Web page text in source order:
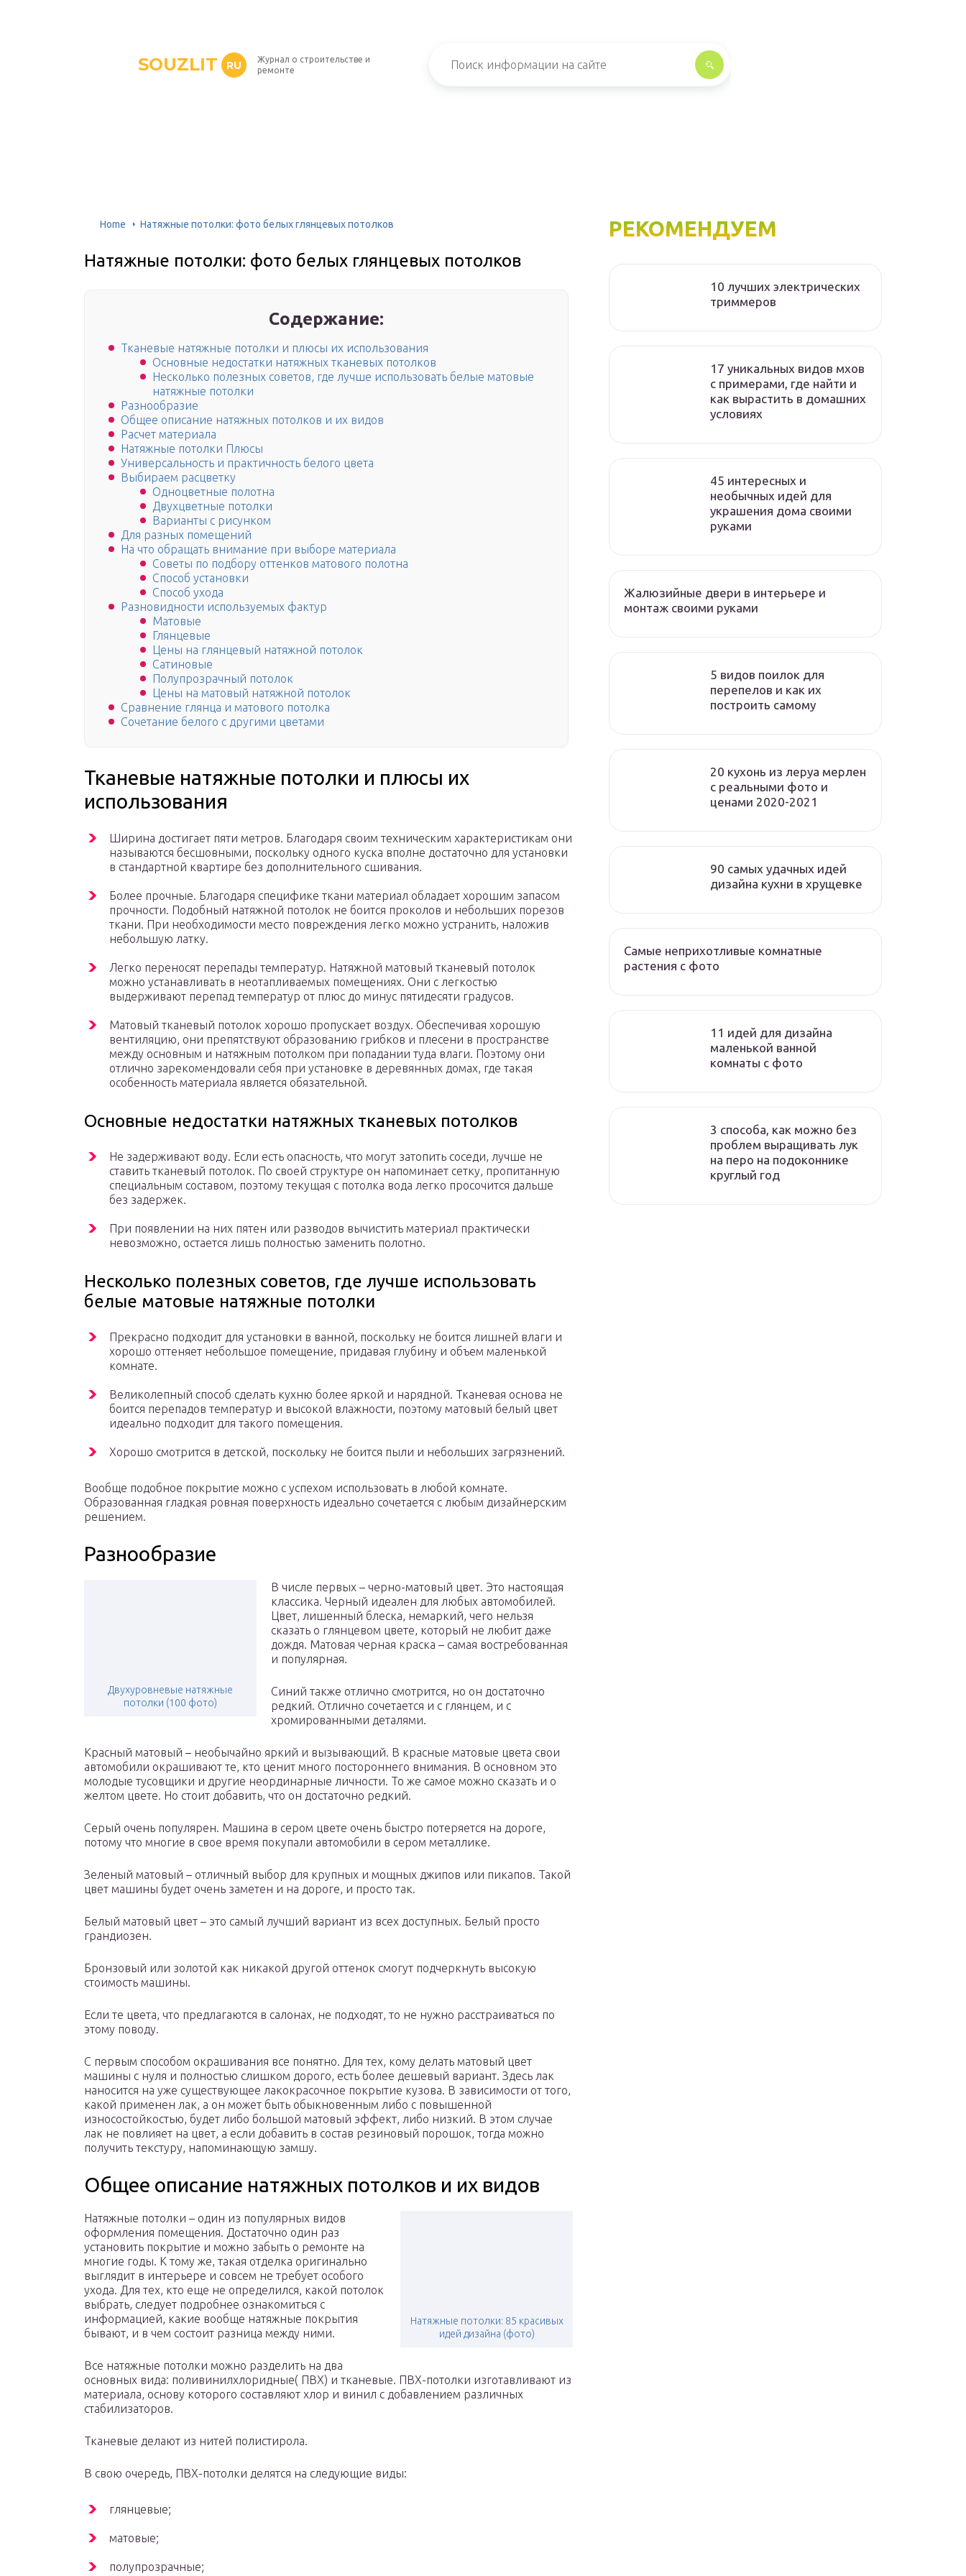
SOUZLIT RU
Журнал о строительстве и
ремонте
Home Натяжные потолки: фото белых глянцевых потолков
Натяжные потолки: фото белых глянцевых потолков
Содержание:
Тканевые натяжные потолки и плюсы их использования
Основные недостатки натяжных тканевых потолков
Несколько полезных советов, где лучше использовать белые матовые
натяжные потолки
Разнообразие
Общее описание натяжных потолков и их видов
Расчет материала
Натяжные потолки Плюсы
Универсальность и практичность белого цвета
Выбираем расцветку
Одноцветные полотна
Двухцветные потолки
Варианты с рисунком
Для разных помещений
На что обращать внимание при выборе материала
Советы по подбору оттенков матового полотна
Способ установки
Способ ухода
Разновидности используемых фактур
Матовые
Глянцевые
Цены на глянцевый натяжной потолок
Сатиновые
Полупрозрачный потолок
Цены на матовый натяжной потолок
Сравнение глянца и матового потолка
Сочетание белого с другими цветами
Тканевые натяжные потолки и плюсы их
использования
Ширина достигает пяти метров. Благодаря своим техническим характеристикам они
называются бесшовными, поскольку одного куска вполне достаточно для установки
в стандартной квартире без дополнительного сшивания.
Более прочные. Благодаря специфике ткани материал обладает хорошим запасом
прочности. Подобный натяжной потолок не боится проколов и небольших порезов
ткани. При необходимости место повреждения легко можно устранить, наложив
небольшую латку.
Легко переносят перепады температур. Натяжной матовый тканевый потолок
можно устанавливать в неотапливаемых помещениях. Они с легкостью
выдерживают перепад температур от плюс до минус пятидесяти градусов.
Матовый тканевый потолок хорошо пропускает воздух. Обеспечивая хорошую
вентиляцию, они препятствуют образованию грибков и плесени в пространстве
между основным и натяжным потолком при попадании туда влаги. Поэтому они
отлично зарекомендовали себя при установке в деревянных домах, где такая
особенность материала является обязательной.
Основные недостатки натяжных тканевых потолков
Не задерживают воду. Если есть опасность, что могут затопить соседи, лучше не
ставить тканевый потолок. По своей структуре он напоминает сетку, пропитанную
специальным составом, поэтому текущая с потолка вода легко просочится дальше
без задержек.
При появлении на них пятен или разводов вычистить материал практически
невозможно, остается лишь полностью заменить полотно.
Несколько полезных советов, где лучше использовать
белые матовые натяжные потолки
Прекрасно подходит для установки в ванной, поскольку не боится лишней влаги и
хорошо оттеняет небольшое помещение, придавая глубину и объем маленькой
комнате.
Великолепный способ сделать кухню более яркой и нарядной. Тканевая основа не
боится перепадов температур и высокой влажности, поэтому матовый белый цвет
идеально подходит для такого помещения.
Хорошо смотрится в детской, поскольку не боится пыли и небольших загрязнений.
Вообще подобное покрытие можно с успехом использовать в любой комнате.
Образованная гладкая ровная поверхность идеально сочетается с любым дизайнерским
решением.
Разнообразие
Двухуровневые натяжные
потолки (100 фото)
В числе первых – черно-матовый цвет. Это настоящая
классика. Черный идеален для любых автомобилей.
Цвет, лишенный блеска, немаркий, чего нельзя
сказать о глянцевом цвете, который не любит даже
дождя. Матовая черная краска – самая востребованная
и популярная.
Синий также отлично смотрится, но он достаточно
редкий. Отлично сочетается и с глянцем, и с
хромированными деталями.
Красный матовый – необычайно яркий и вызывающий. В красные матовые цвета свои
автомобили окрашивают те, кто ценит много постороннего внимания. В основном это
молодые тусовщики и другие неординарные личности. То же самое можно сказать и о
желтом цвете. Но стоит добавить, что он достаточно редкий.
Серый очень популярен. Машина в сером цвете очень быстро потеряется на дороге,
потому что многие в свое время покупали автомобили в сером металлике.
Зеленый матовый – отличный выбор для крупных и мощных джипов или пикапов. Такой
цвет машины будет очень заметен и на дороге, и просто так.
Белый матовый цвет – это самый лучший вариант из всех доступных. Белый просто
грандиозен.
Бронзовый или золотой как никакой другой оттенок смогут подчеркнуть высокую
стоимость машины.
Если те цвета, что предлагаются в салонах, не подходят, то не нужно расстраиваться по
этому поводу.
С первым способом окрашивания все понятно. Для тех, кому делать матовый цвет
машины с нуля и полностью слишком дорого, есть более дешевый вариант. Здесь лак
наносится на уже существующее лакокрасочное покрытие кузова. В зависимости от того,
какой применен лак, а он может быть обыкновенным либо с повышенной
износостойкостью, будет либо большой матовый эффект, либо низкий. В этом случае
лак не повлияет на цвет, а если добавить в состав резиновый порошок, тогда можно
получить текстуру, напоминающую замшу.
Общее описание натяжных потолков и их видов
Натяжные потолки: 85 красивых
идей дизайна (фото)
Натяжные потолки – один из популярных видов
оформления помещения. Достаточно один раз
установить покрытие и можно забыть о ремонте на
многие годы. К тому же, такая отделка оригинально
выглядит в интерьере и совсем не требует особого
ухода. Для тех, кто еще не определился, какой потолок
выбрать, следует подробнее ознакомиться с
информацией, какие вообще натяжные покрытия
бывают, и в чем состоит разница между ними.
Все натяжные потолки можно разделить на два
основных вида: поливинилхлоридные( ПВХ) и тканевые. ПВХ-потолки изготавливают из
материала, основу которого составляют хлор и винил с добавлением различных
стабилизаторов.
Тканевые делают из нитей полистирола.
В свою очередь, ПВХ-потолки делятся на следующие виды:
глянцевые;
матовые;
полупрозрачные;
РЕКОМЕНДУЕМ
10 лучших электрических
триммеров
17 уникальных видов мхов
c примерами, где найти и
как вырастить в домашних
условиях
45 интересных и
необычных идей для
украшения дома своими
руками
Жалюзийные двери в интерьере и
монтаж своими руками
5 видов поилок для
перепелов и как их
построить самому
20 кухонь из леруа мерлен
с реальными фото и
ценами 2020-2021
90 самых удачных идей
дизайна кухни в хрущевке
Самые неприхотливые комнатные
растения с фото
11 идей для дизайна
маленькой ванной
комнаты с фото
3 способа, как можно без
проблем выращивать лук
на перо на подоконнике
круглый год